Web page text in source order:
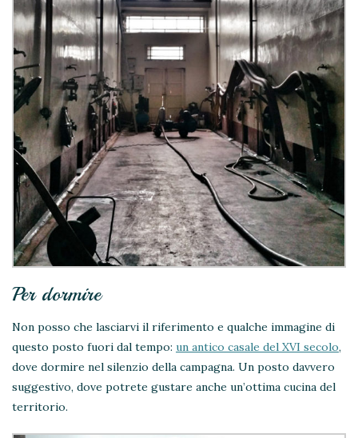
Per dormire
Non posso che lasciarvi il riferimento e qualche immagine di
questo posto fuori dal tempo: un antico casale del XVI secolo,
dove dormire nel silenzio della campagna. Un posto davvero
suggestivo, dove potrete gustare anche un’ottima cucina del
territorio.